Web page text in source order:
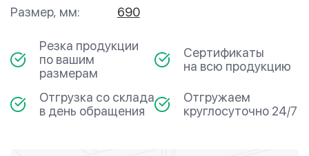
Размер, мм:
690
Резка продукции
по вашим
размерам
Сертификаты
на всю продукцию
Отгрузка со склада
в день обращения
Отгружаем
круглосуточно 24/7